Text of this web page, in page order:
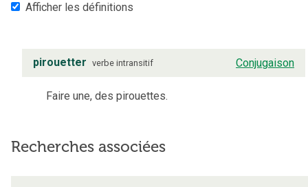
Afficher les définitions
pirouetter verbe intransitif Conjugaison
Faire une, des pirouettes.
Recherches associées